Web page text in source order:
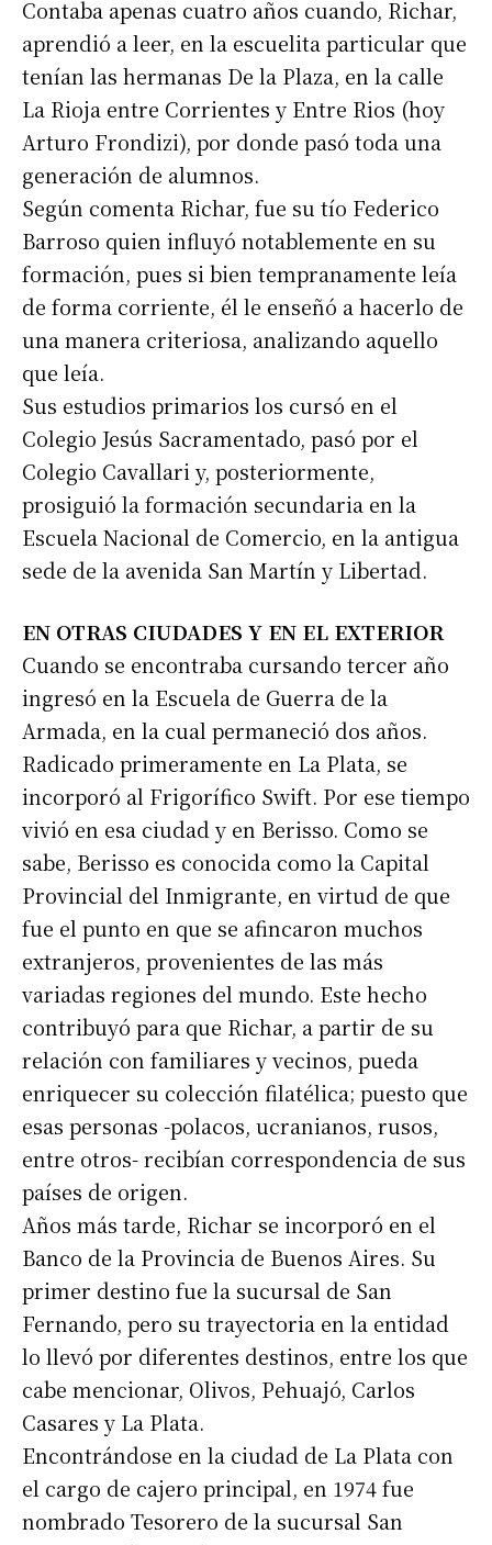
Contaba apenas cuatro años cuando, Richar,
aprendió a leer, en la escuelita particular que
tenían las hermanas De la Plaza, en la calle
La Rioja entre Corrientes y Entre Rios (hoy
Arturo Frondizi), por donde pasó toda una
generación de alumnos.
Según comenta Richar, fue su tío Federico
Barroso quien influyó notablemente en su
formación, pues si bien tempranamente leía
de forma corriente, él le enseñó a hacerlo de
una manera criteriosa, analizando aquello
que leía.
Sus estudios primarios los cursó en el
Colegio Jesús Sacramentado, pasó por el
Colegio Cavallari y, posteriormente,
prosiguió la formación secundaria en la
Escuela Nacional de Comercio, en la antigua
sede de la avenida San Martín y Libertad.
EN OTRAS CIUDADES Y EN EL EXTERIOR
Cuando se encontraba cursando tercer año
ingresó en la Escuela de Guerra de la
Armada, en la cual permaneció dos años.
Radicado primeramente en La Plata, se
incorporó al Frigorífico Swift. Por ese tiempo
vivió en esa ciudad y en Berisso. Como se
sabe, Berisso es conocida como la Capital
Provincial del Inmigrante, en virtud de que
fue el punto en que se afincaron muchos
extranjeros, provenientes de las más
variadas regiones del mundo. Este hecho
contribuyó para que Richar, a partir de su
relación con familiares y vecinos, pueda
enriquecer su colección filatélica; puesto que
esas personas -polacos, ucranianos, rusos,
entre otros- recibían correspondencia de sus
países de origen.
Años más tarde, Richar se incorporó en el
Banco de la Provincia de Buenos Aires. Su
primer destino fue la sucursal de San
Fernando, pero su trayectoria en la entidad
lo llevó por diferentes destinos, entre los que
cabe mencionar, Olivos, Pehuajó, Carlos
Casares y La Plata.
Encontrándose en la ciudad de La Plata con
el cargo de cajero principal, en 1974 fue
nombrado Tesorero de la sucursal San